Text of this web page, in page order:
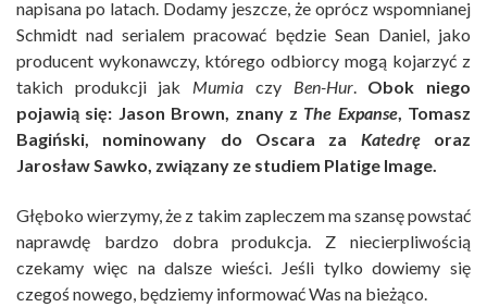
napisana po latach. Dodamy jeszcze, że oprócz wspomnianej
Schmidt nad serialem pracować będzie Sean Daniel, jako
producent wykonawczy, którego odbiorcy mogą kojarzyć z
takich produkcji jak Mumia czy Ben-Hur. Obok niego
pojawią się: Jason Brown, znany z The Expanse, Tomasz
Bagiński, nominowany do Oscara za Katedręoraz
Jarosław Sawko, związany ze studiem Platige Image.
Głęboko wierzymy, że z takim zapleczem ma szansę powstać
naprawdę bardzo dobra produkcja. Z niecierpliwością
czekamy więc na dalsze wieści. Jeśli tylko dowiemy się
czegoś nowego, będziemy informować Was na bieżąco.